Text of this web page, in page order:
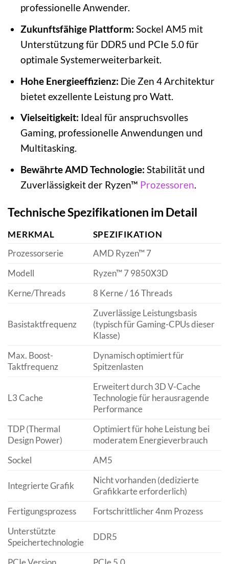
professionelle Anwender.
Zukunftsfähige Plattform: Sockel AM5 mit
Unterstützung für DDR5 und PCIe 5.0 für
optimale Systemerweiterbarkeit.
Hohe Energieeffizienz: Die Zen 4 Architektur
bietet exzellente Leistung pro Watt.
Vielseitigkeit: Ideal für anspruchsvolles
Gaming, professionelle Anwendungen und
Multitasking.
Bewährte AMD Technologie: Stabilität und
Zuverlässigkeit der Ryzen™ Prozessoren
Technische Spezifikationen im Detail
MERKMAL
SPEZIFIKATION
Prozessorserie
AMD Ryzen™ 7
Modell
Ryzen™ 7 9850X3D
Kerne/Threads
8 Kerne / 16 Threads
Basistaktfrequenz
Zuverlässige Leistungsbasis
(typisch für Gaming-CPUs dieser
Klasse)
Max. Boost-
Taktfrequenz
Dynamisch optimiert für
Spitzenlasten
L3 Cache
Erweitert durch 3D V-Cache
Technologie für herausragende
Performance
TDP (Thermal
Design Power)
Optimiert für hohe Leistung bei
moderatem Energieverbrauch
Sockel
AM5
Integrierte Grafik
Nicht vorhanden (dedizierte
Grafikkarte erforderlich)
Fertigungsprozess
Fortschrittlicher 4nm Prozess
Unterstützte
Speichertechnologie
DDR5